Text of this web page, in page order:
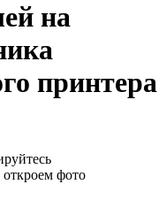
на
принтера
фото